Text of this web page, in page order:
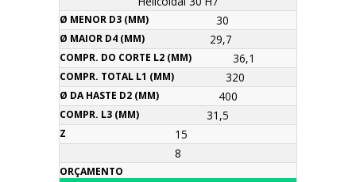
30
29,7
36,1
320
400
31,5
15
8